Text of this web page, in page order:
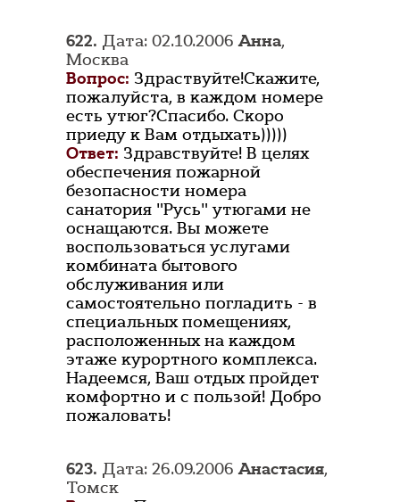
622. Дата: 02.10.2006Анна,
Москва
Вопрос: Здраствуйте!Скажите,
пожалуйста, в каждом номере
есть утюг?Спасибо. Скоро
приеду к Вам отдыхать)))))
Ответ: Здравствуйте! В целях
обеспечения пожарной
безопасности номера
санатория "Русь" утюгами не
оснащаются. Вы можете
воспользоваться услугами
комбината бытового
обслуживания или
самостоятельно погладить - в
специальных помещениях,
расположенных на каждом
этаже курортного комплекса.
Надеемся, Ваш отдых пройдет
комфортно и с пользой! Добро
пожаловать!
623. Дата: 26.09.2006Анастасия,
Томск